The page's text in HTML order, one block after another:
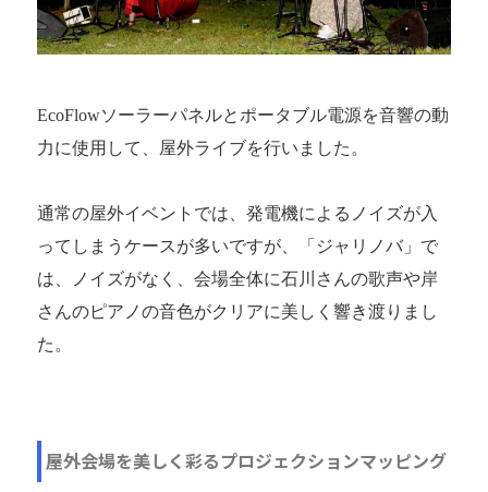
EcoFlowソーラーパネルとポータブル電源を音響の動
力に使用して、屋外ライブを行いました。
通常の屋外イベントでは、発電機によるノイズが入
ってしまうケースが多いですが、「ジャリノバ」で
は、ノイズがなく、会場全体に石川さんの歌声や岸
さんのピアノの音色がクリアに美しく響き渡りまし
た。
屋外会場を美しく彩るプロジェクションマッピング